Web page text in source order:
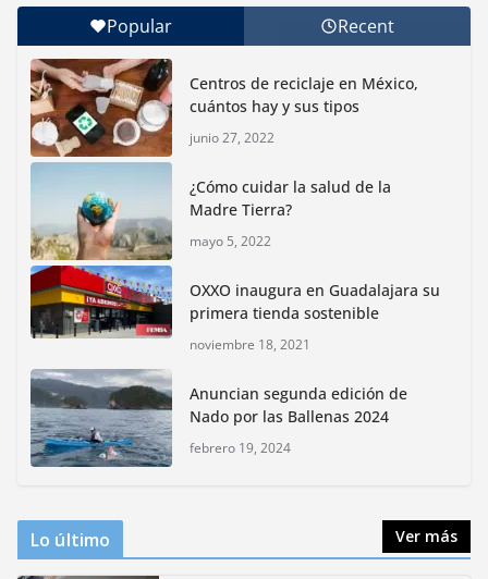
Con jornada informativa, Profepa y Humane World
for Animals buscan inhibir tráfico de aves
junio 15, 2026
Inauguran nuevo Embarcadero Cuemanco para
reactivar la zona lacustre de Xochimilco
junio 4, 2026
Rompe CDMX récords Reto Naturalista Urbano 2026 y
lidera la biodiversidad nacional
mayo 18, 2026
bioculturales para promover
huertos urbanos y jardines
polinizadores
Popular Recent
Centros de reciclaje en México,
cuántos hay y sus tipos
junio 27, 2022
¿Cómo cuidar la salud de la
Madre Tierra?
mayo 5, 2022
OXXO inaugura en Guadalajara su
primera tienda sostenible
noviembre 18, 2021
Anuncian segunda edición de
Nado por las Ballenas 2024
febrero 19, 2024
Lo último Ver más